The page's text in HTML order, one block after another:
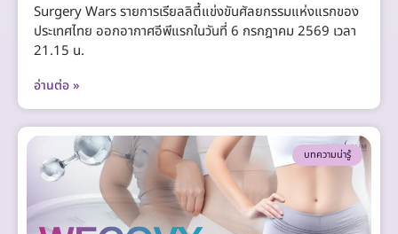
Surgery Wars รายการเรียลลิตี้แข่งขันศัลยกรรมแห่งแรกของ
ประเทศไทย ออกอากาศอีพีแรกในวันที่ 6 กรกฎาคม 2569 เวลา
21.15 น.
อ่านต่อ »
บทความน่ารู้